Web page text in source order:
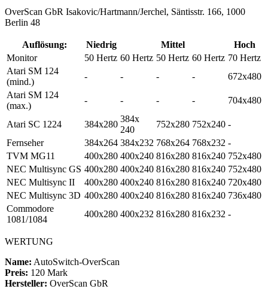
OverScan GbR Isakovic/Hartmann/Jerchel, Säntisstr. 166, 1000
Berlin 48
Auflösung: Niedrig Mittel
Hoch
Monitor
50 Hertz 60 Hertz 50 Hertz 60 Hertz 70 Hertz
Atari SM 124
(mind.)
- - - -
672x480
Atari SM 124
(max.)
- - - - 704x480
Atari SC 1224 384x280
384x
240
752x280 752x240 -
Fernseher
384x264 384x232 768x264 768x232 -
TVM MG11
400x280 400x240 816x280 816x240 752x480
NEC Multisync GS 400x280 400x240 816x280 816x240 752x480
NEC Multisync II
400x280 400x240 816x280 816x240 720x480
NEC Multisync 3D 400x280 400x240 816x280 816x240 736x480
Commodore
1081/1084
400x280 400x232 816x280 816x232 -
WERTUNG
Name: AutoSwitch-OverScan
Preis: 120 Mark
Hersteller: OverScan GbR